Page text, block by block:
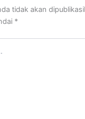
tidak akan
*